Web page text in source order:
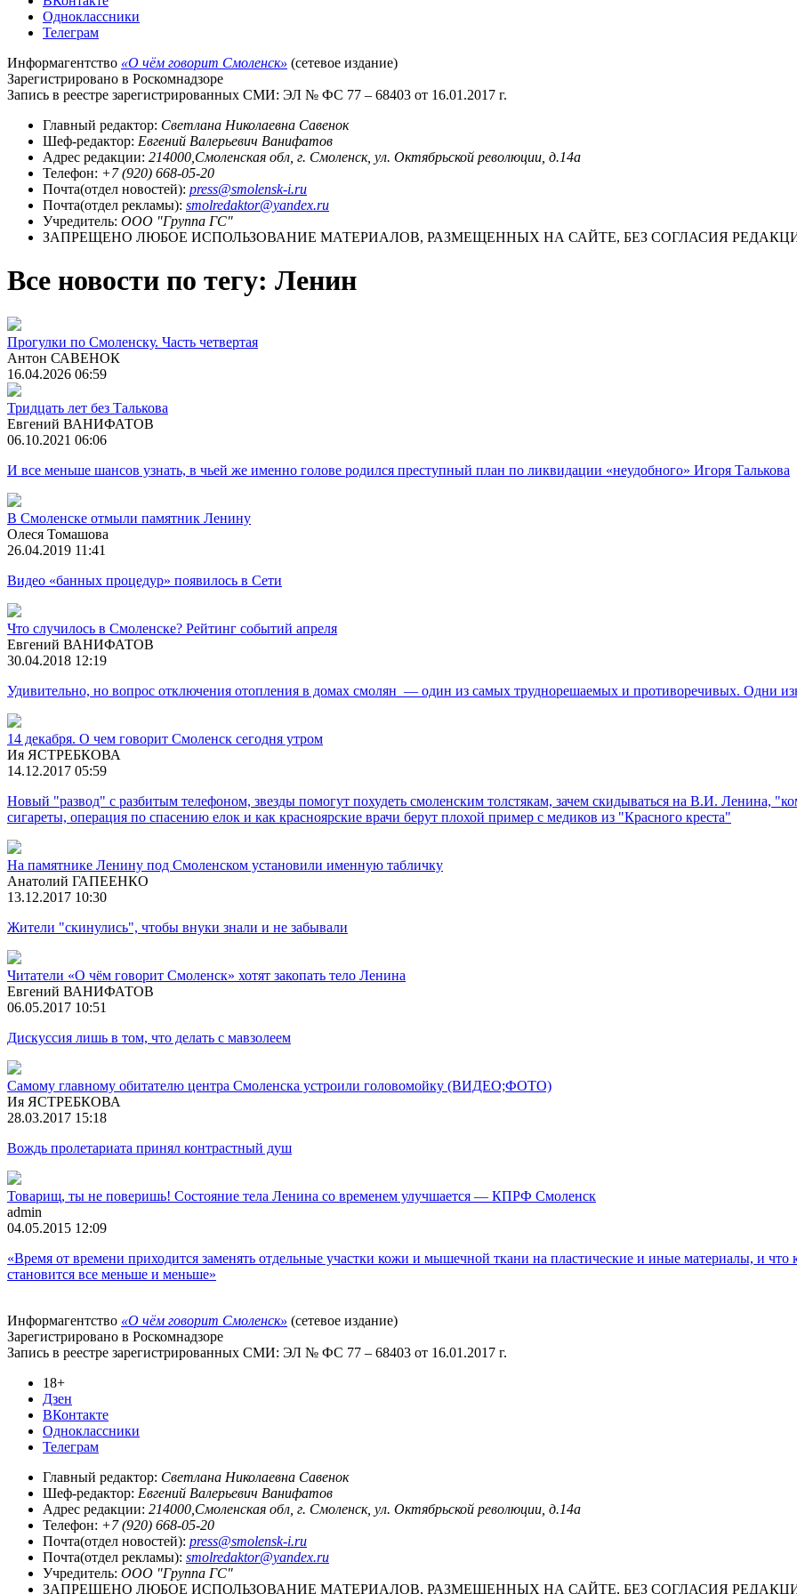
Одноклассники
Телеграм
Информагентство «О чём говорит Смоленск» (сетевое издание)
Зарегистрировано в Роскомнадзоре
Запись в реестре зарегистрированных СМИ: ЭЛ № ФС 77 – 68403 от 16.01.2017 г.
Главный редактор: Светлана Николаевна Савенок
Шеф-редактор: Евгений Валерьевич Ванифатов
Адрес редакции: 214000,Смоленская обл, г. Смоленск, ул. Октябрьской революции, д.14а
Телефон: +7 (920) 668-05-20
Почта(отдел новостей): press@smolensk-i.ru
Почта(отдел рекламы): smolredaktor@yandex.ru
Учредитель: ООО "Группа ГС"
ЗАПРЕЩЕНО ЛЮБОЕ ИСПОЛЬЗОВАНИЕ МАТЕРИАЛОВ, РАЗМЕЩЕННЫХ НА САЙТЕ, БЕЗ СОГЛАСИЯ
Все новости по тегу: Ленин
Прогулки по Смоленску. Часть четвертая
Антон САВЕНОК
16.04.2026 06:59
Тридцать лет без Талькова
Евгений ВАНИФАТОВ
06.10.2021 06:06
И все меньше шансов узнать, в чьей же именно голове родился преступный план по ликвидации «неудобного» Игоря Талькова
В Смоленске отмыли памятник Ленину
Олеся Томашова
26.04.2019 11:41
Видео «банных процедур» появилось в Сети
Что случилось в Смоленске? Рейтинг событий апреля
Евгений ВАНИФАТОВ
30.04.2018 12:19
Удивительно, но вопрос отключения отопления в домах смолян — один из самых труднорешаемых и противоречивых. Одни
14 декабря. О чем говорит Смоленск сегодня утром
Ия ЯСТРЕБКОВА
14.12.2017 05:59
Новый "развод" с разбитым телефоном, звезды помогут похудеть смоленским толстякам, зачем скидываться на В.И. Ленина,
сигареты, операция по спасению елок и как красноярские врачи берут плохой пример с медиков из "Красного креста"
На памятнике Ленину под Смоленском установили именную табличку
Анатолий ГАПЕЕНКО
13.12.2017 10:30
Жители "скинулись", чтобы внуки знали и не забывали
Читатели «О чём говорит Смоленск» хотят закопать тело Ленина
Евгений ВАНИФАТОВ
06.05.2017 10:51
Дискуссия лишь в том, что делать с мавзолеем
Самому главному обитателю центра Смоленска устроили головомойку (ВИДЕО;ФОТО)
Ия ЯСТРЕБКОВА
28.03.2017 15:18
Вождь пролетариата принял контрастный душ
Товарищ, ты не поверишь! Состояние тела Ленина со временем улучшается — КПРФ Смоленск
admin
04.05.2015 12:09
«Время от времени приходится заменять отдельные участки кожи и мышечной ткани на пластические и иные материалы, и что
становится все меньше и меньше»
Информагентство «О чём говорит Смоленск» (сетевое издание)
Зарегистрировано в Роскомнадзоре
Запись в реестре зарегистрированных СМИ: ЭЛ № ФС 77 – 68403 от 16.01.2017 г.
18+
Дзен
ВКонтакте
Одноклассники
Телеграм
Главный редактор: Светлана Николаевна Савенок
Шеф-редактор: Евгений Валерьевич Ванифатов
Адрес редакции: 214000,Смоленская обл, г. Смоленск, ул. Октябрьской революции, д.14а
Телефон: +7 (920) 668-05-20
Почта(отдел новостей): press@smolensk-i.ru
Почта(отдел рекламы): smolredaktor@yandex.ru
Учредитель: ООО "Группа ГС"
ЗАПРЕЩЕНО ЛЮБОЕ ИСПОЛЬЗОВАНИЕ МАТЕРИАЛОВ, РАЗМЕЩЕННЫХ НА САЙТЕ, БЕЗ СОГЛАСИЯ